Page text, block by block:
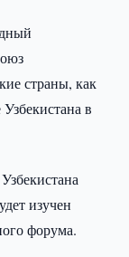
страны, как
в
изучен
форума.